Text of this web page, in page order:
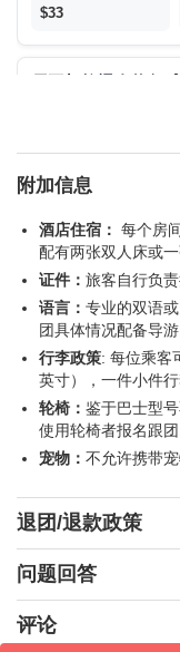
为避免延误，我们
用，备用下车地点
$33
$25
参加必付活动或可选
PayPal 向导游付款。
价格时常波动，不再
全程不接受自备门
买。
任何私人性质费用。
附加信息
酒店住宿： 每个房
配有两张双人床或一
证件： 旅客自行负
语言： 专业的双语
团具体情况配备导游
行李政策: 每位乘客
英寸），一件小件行
轮椅： 鉴于巴士型
使用轮椅者报名跟团
宠物： 不允许携带宠
退团/退款政策
问题回答
评论